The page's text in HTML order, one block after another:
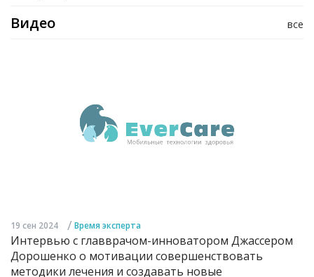
все
Видео
19 сен 2024 / Время эксперта
Интервью с главврачом-инноватором Джассером
Дорошенко о мотивации совершенствовать
методики лечения и создавать новые